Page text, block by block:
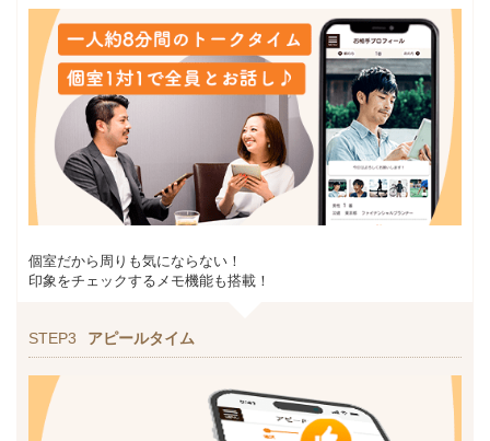
個室だから周りも気にならない！
印象をチェックするメモ機能も搭載！
STEP3 アピールタイム